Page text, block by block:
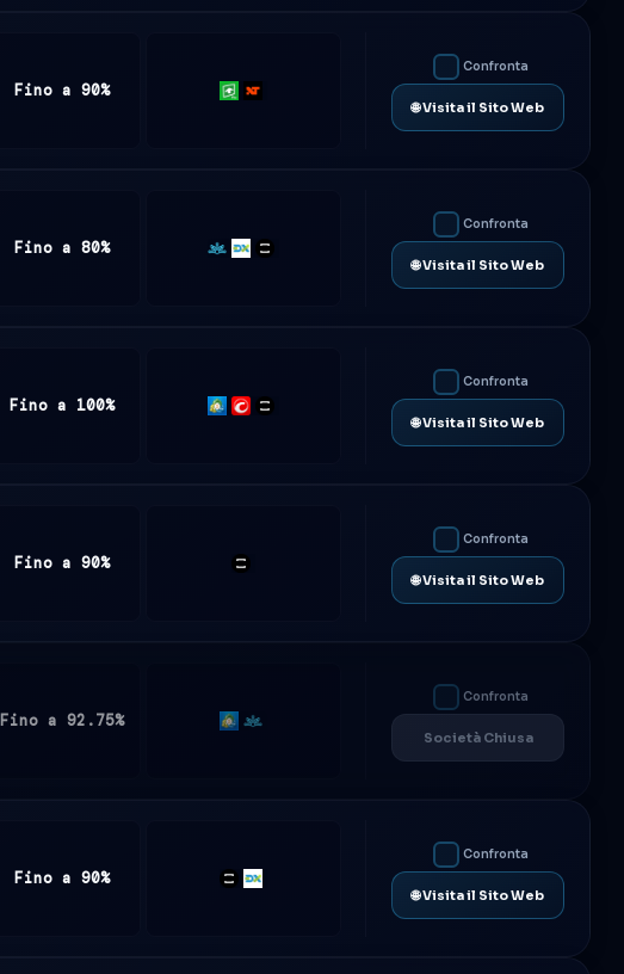
Fino a 90% Rithmic
NinjaTrader
Confronta
🌐 Visita il Sito Web
Fino a 80%
Match-
DXtrade
TradeLocker
Confronta
🌐 Visita il Sito Web
Fino a 100% MT5cTrader
TradeLocker
Confronta
🌐 Visita il Sito Web
Fino a 90% TradeLocker
Confronta
🌐 Visita il Sito Web
Fino a 92.75% MT5Match-
Confronta
Società Chiusa
Fino a 90% TradeLocker
DXtrade
Confronta
🌐 Visita il Sito Web